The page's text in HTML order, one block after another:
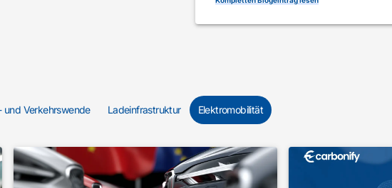
und Verkehrswende Ladeinfrastruktur Elektromobilität